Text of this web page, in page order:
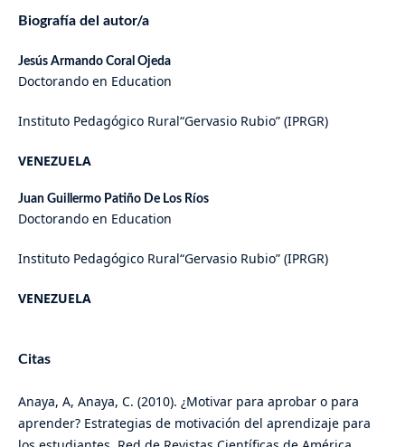
Biografía del autor/a
Jesús Armando Coral Ojeda
Doctorando en Education
Instituto Pedagógico Rural“Gervasio Rubio” (IPRGR)
VENEZUELA
Juan Guillermo Patiño De Los Ríos
Doctorando en Education
Instituto Pedagógico Rural“Gervasio Rubio” (IPRGR)
VENEZUELA
Citas
Anaya, A, Anaya, C. (2010). ¿Motivar para aprobar o para
aprender? Estrategias de motivación del aprendizaje para